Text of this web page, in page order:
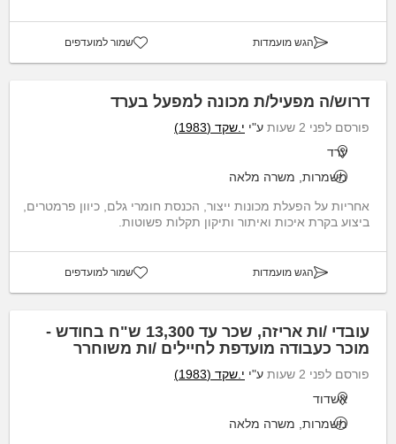
הגש מועמדות שמור למועדפים
דרוש/ה מפעיל/ת מכונה למפעל בערד
פורסם לפני 2 שעות ע"י י.שקד (1983)
ערד
משמרות, משרה מלאה
אחריות על הפעלת מכונות ייצור, הכנסת חומרי גלם, כיוון פרמטרים,
ביצוע בקרת איכות ואיתור ותיקון תקלות פשוטות.
הגש מועמדות שמור למועדפים
עובדי /ות אריזה, שכר עד 13,300 ש"ח בחודש -
מוכר כעבודה מועדפת לחיילים /ות משוחרר
פורסם לפני 2 שעות ע"י י.שקד (1983)
אשדוד
משמרות, משרה מלאה